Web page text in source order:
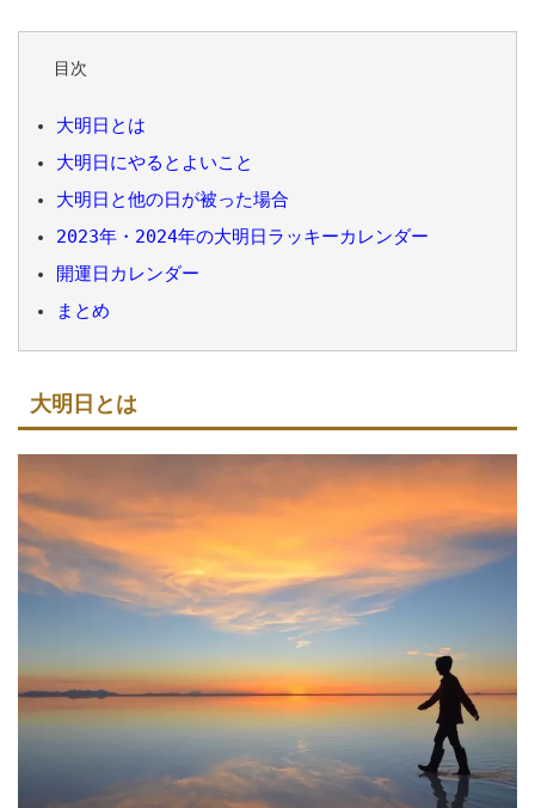
目次
大明日とは
大明日にやるとよいこと
大明日と他の日が被った場合
2023年・2024年の大明日ラッキーカレンダー
開運日カレンダー
まとめ
大明日とは